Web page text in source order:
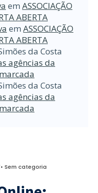
em ASSOCIAÇÃO
ABERTA
em ASSOCIAÇÃO
ABERTA
da Costa
agências da
da Costa
agências da
• Sem categoria